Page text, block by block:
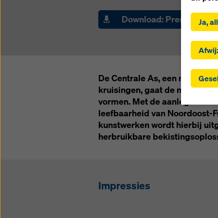
Download: Press
De Centrale As, een nieuwe
kruisingen, gaat de nieuwe
vormen. Met de aanleg
leefbaarheid van Noordoost-
kunstwerken wordt hierbij
herbruikbare
Impressies
Door
u in
naar
landen
dat
door uw
Ja,